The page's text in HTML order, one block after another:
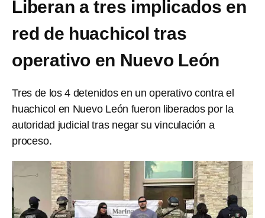
Liberan a tres implicados en
red de huachicol tras
operativo en Nuevo León
Tres de los 4 detenidos en un operativo contra el
huachicol en Nuevo León fueron liberados por la
autoridad judicial tras negar su vinculación a
proceso.